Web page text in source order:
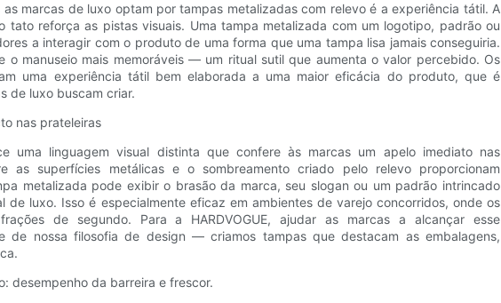
marcas de luxo optam por tampas metalizadas com relevo é a experiência tátil. A
tato reforça as pistas visuais. Uma tampa metalizada com um logotipo, padrão ou
a interagir com o produto de uma forma que uma tampa lisa jamais conseguiria.
o manuseio mais memoráveis ​​— um ritual sutil que aumenta o valor percebido. Os
uma experiência tátil bem elaborada a uma maior eficácia do produto, que é
de luxo buscam criar.
nas prateleiras
uma linguagem visual distinta que confere às marcas um apelo imediato nas
as superfícies metálicas e o sombreamento criado pelo relevo proporcionam
metalizada pode exibir o brasão da marca, seu slogan ou um padrão intrincado
de luxo. Isso é especialmente eficaz em ambientes de varejo concorridos, onde os
de segundo. Para a HARDVOGUE, ajudar as marcas a alcançar esse
de nossa filosofia de design — criamos tampas que destacam as embalagens,
desempenho da barreira e frescor.